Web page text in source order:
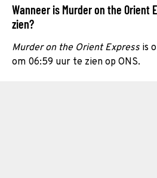
Wanneer is Murder on the Orient
zien?
Murder on the Orient Express is
om 06:59 uur te zien op ONS.